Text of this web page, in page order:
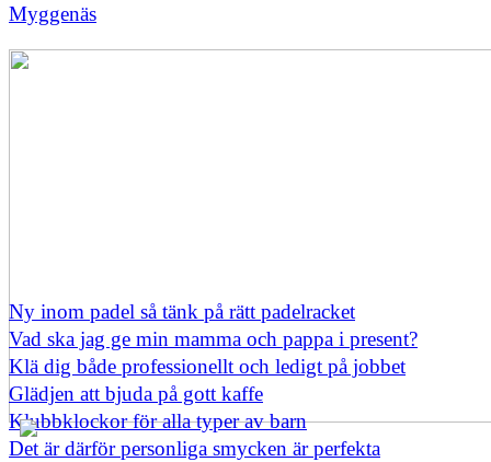
Myggenäs
Ny inom padel så tänk på rätt padelracket
Vad ska jag ge min mamma och pappa i present?
Klä dig både professionellt och ledigt på jobbet
Glädjen att bjuda på gott kaffe
Klubbklockor för alla typer av barn
Det är därför personliga smycken är perfekta